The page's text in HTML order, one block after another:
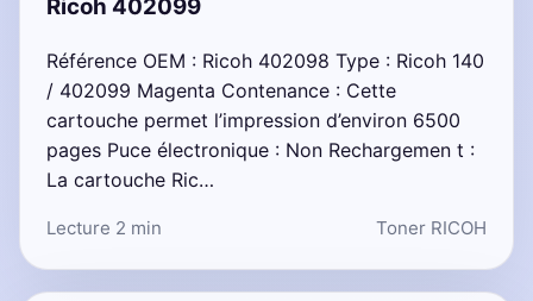
Ricoh 402099
Référence OEM : Ricoh 402098 Type : Ricoh 140
/ 402099 Magenta Contenance : Cette
cartouche permet l’impression d’environ 6500
pages Puce électronique : Non Rechargemen t :
La cartouche Ric…
Lecture 2 min Toner RICOH